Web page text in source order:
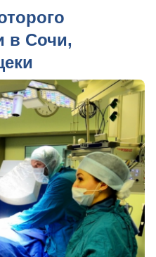
в Сочи,